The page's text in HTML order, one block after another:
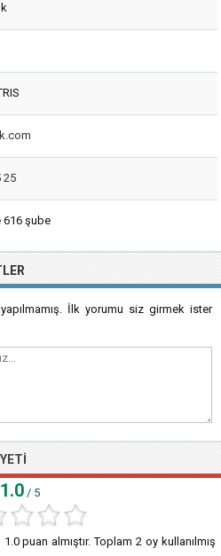
25
616 şube
İlk yorumu siz girmek ister
1.0 / 5
1.0puan almıştır. Toplam2 oy kullanılmış